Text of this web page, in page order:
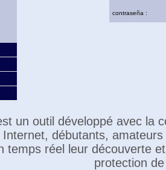
contraseña :
un outil développé avec la
Internet, débutants,
temps réel leur découverte
protection